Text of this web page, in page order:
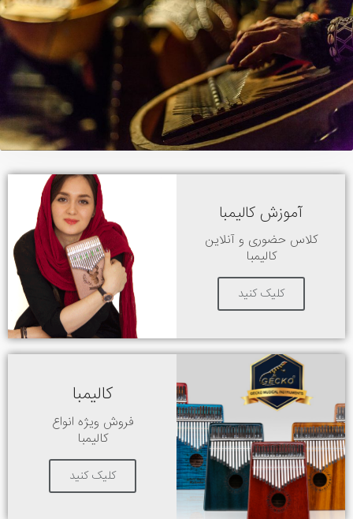
آموزش کالیمبا
کلاس حضوری و آنلاین
کالیمبا
کلیک کنید
کالیمبا
فروش ویژه انواع
کالیمبا
کلیک کنید